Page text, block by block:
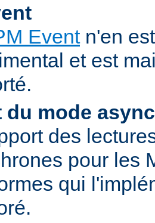
Eventn'en
et est
du mode
des
pour les
qui